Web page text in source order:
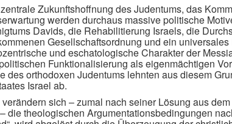
Zukunftshoffnung des Judentums, das
werden durchaus massive politische
Davids, die Rehabilitierung Israels, die
Gesellschaftsordnung und ein
und eschatologische Charakter der
Funktionalisierung als eigenmächtigen
des orthodoxen Judentums lehnten aus diesem
Israel ab.
sich – zumal nach seiner Lösung aus
die theologischen Argumentationsbedingungen